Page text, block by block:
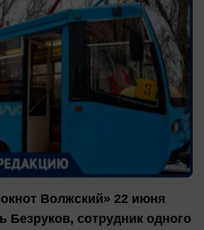
Волжский» 22 июня
Безруков, сотрудник одного